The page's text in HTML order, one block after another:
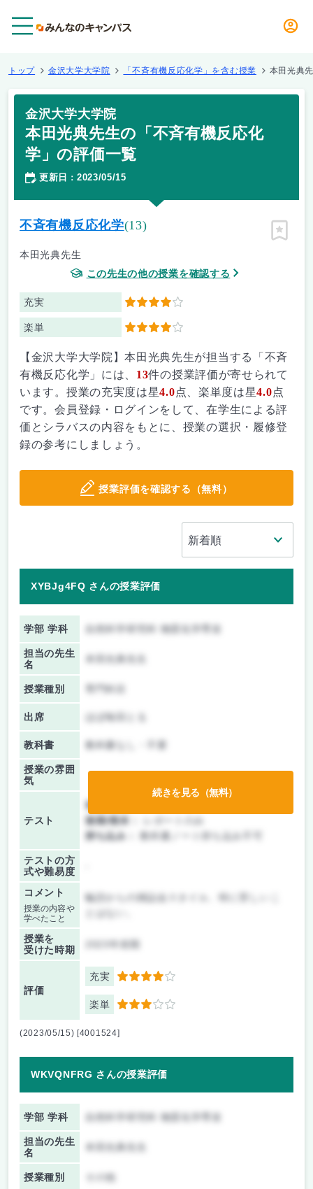
トップ 金沢大学大学院 「不斉有機反応化学」を含む授業 本田光典
金沢大学大学院
本田光典先生の「不斉有機反応化
学」の評価一覧
更新日 ： 2023/05/15
不斉有機反応化学(13)
本田光典先生
この先生の他の授業を確認する
充実 4
楽単 4
ピン留
【金沢大学大学院】本田光典先生が担当する「不斉
有機反応化学」には、 13件の授業評価が寄せられて
います。授業の充実度は星4.0点、楽単度は星4.0点
です。会員登録・ログインをして、在学生による評
価とシラバスの内容をもとに、授業の選択・履修登
録の参考にしましょう。
授業評価を確認する（無料）
XYBJg4FQ さんの授業評価
学部 学科 自然科学研究科 物質化学専攻
担当の先生
名
授業種別
出席 ほぼ毎回とる
教科書 教科書なし・不要
授業の雰囲
気
テスト
前期/中間：
後期/期末：
持ち込み：
教科書ノート持ち込み不可
テストの方
式や難易度
コメント
授業の内容や
学べたこと
輪読からの雑誌会スタイル、特に苦しいこ
授業を
受けた時期
評価
充実 4
楽単 3
続きを見る（無料）
(2023/05/15) [4001524]
WKVQNFRG さんの授業評価
学部 学科 自然科学研究科 物質化学専攻
担当の先生
名
授業種別 その他